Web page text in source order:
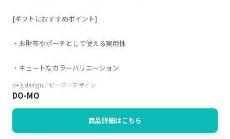
[ギフトにおすすめポイント]
・お財布やポーチとして使える実用性
・キュートなカラーバリエーション
p+g design／ピージーデザイン
DO-MO
商品詳細はこちら